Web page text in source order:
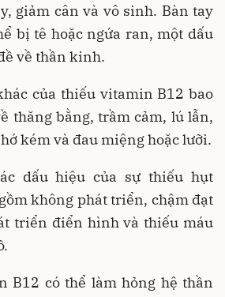
giảm cân và vô sinh. Bàn tay
bị tê hoặc ngứa ran, một dấu
về thần kinh.
của thiếu vitamin B12 bao
thăng bằng, trầm cảm, lú lẫn,
kém và đau miệng hoặc lưỡi.
dấu hiệu của sự thiếu hụt
không phát triển, chậm đạt
triển điển hình và thiếu máu
B12 có thể làm hỏng hệ thần